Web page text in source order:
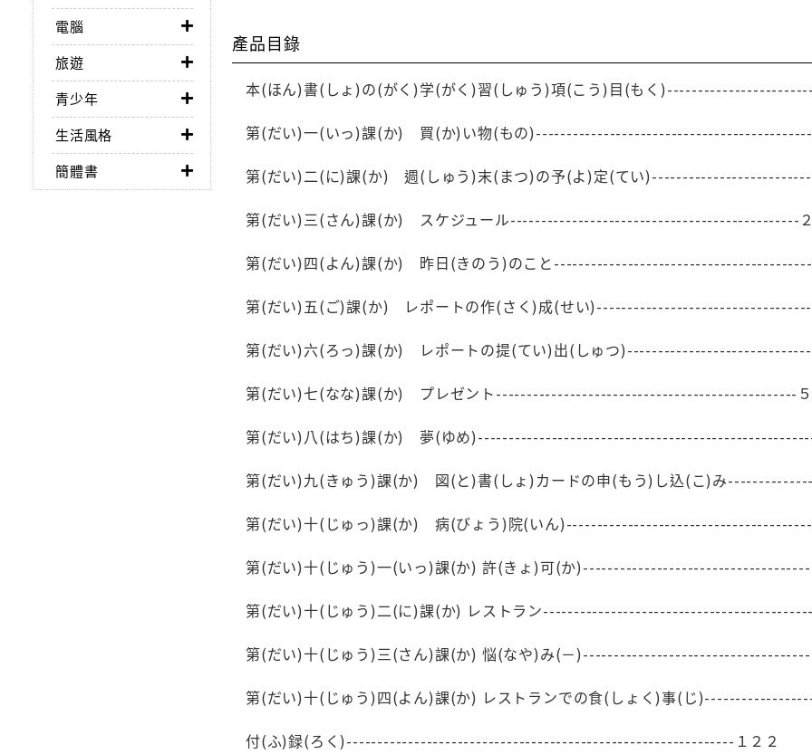
電腦
旅遊
青少年
生活風格
簡體書
產品目錄
本(ほん)書(しょ)の(がく)学(がく)習(しゅう)項(こう)目(もく
第(だい)一(いっ)課(か) 買(か)い物(もの
第(だい)二(に)課(か) 週(しゅう)末(まつ)の予(よ)定(てい
第(だい)三(さん)課(か) スケジュール-----------------------------------------------
第(だい)四(よん)課(か) 昨日(きのう)のこと
第(だい)五(ご)課(か) レポートの作(さく)成(せい
第(だい)六(ろっ)課(か) レポートの提(てい)出(しゅつ
第(だい)七(なな)課(か) プレゼント-------------------------------------------------５
第(だい)八(はち)課(か) 夢(ゆめ
第(だい)九(きゅう)課(か) 図(と)書(しょ)カードの申(もう)し込(こ)み
第(だい)十(じゅっ)課(か) 病(びょう)院(いん
第(だい)十(じゅう)一(いっ)課(か) 許(きょ)可(か
第(だい)十(じゅう)二(に)課(か) レストラン
第(だい)十(じゅう)三(さん)課(か) 悩(なや)み(－
第(だい)十(じゅう)四(よん)課(か) レストランでの食(しょく)事(じ
付(ふ)録(ろく)---------------------------------------------------------------１２２